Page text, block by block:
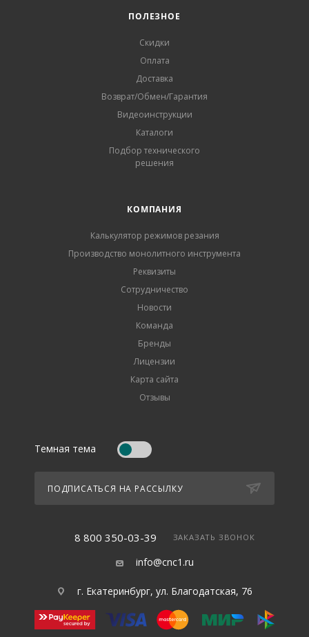
ПОЛЕЗНОЕ
Скидки
Оплата
Доставка
Возврат/Обмен/Гарантия
Видеоинструкции
Каталоги
Подбор технического
решения
КОМПАНИЯ
Калькулятор режимов резания
Производство монолитного инструмента
Реквизиты
Сотрудничество
Новости
Команда
Бренды
Лицензии
Карта сайта
Отзывы
Темная тема
ПОДПИСАТЬСЯ НА РАССЫЛКУ
8 800 350-03-39 ЗАКАЗАТЬ ЗВОНОК
info@cnc1.ru
г. Екатеринбург, ул. Благодатская, 76